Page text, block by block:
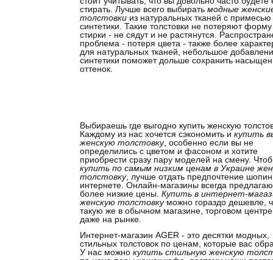
стирать. Лучше всего выбирать модные
толстовки из натуральных тканей с примесью
синтетики. Такие толстовки не потеряют
стирки - не сядут и не растянутся.
проблема - потеря цвета - также более
для натуральных тканей, небольшое
синтетики поможет дольше сохранить
оттенок.
Выбираешь где выгодно купить женскую
Каждому из нас хочется сэкономить и купить
женскую толстовку, особенно если вы не
определились с цветом и фасоном и хотите
приобрести сразу пару моделей на смену.
купить по самым низким ценам в Украине
толстовку, лучше отдать предпочтение
интернете. Онлайн-магазины всегда
более низкие цены. Купить в интернет-
женскую толстовкуможно гораздо дешевле,
такую же в обычном магазине, торговом
даже на рынке.
Интернет-магазин AGER - это десятки модных,
стильных толстовок по ценам, которые вас
У нас можно купить стильную женскую